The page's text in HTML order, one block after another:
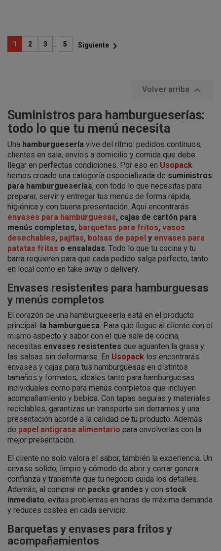
1 2 3 … 5 Siguiente 
Volver arriba 
Suministros para hamburgueserías:
todo lo que tu menú necesita
Una hamburguesería vive del ritmo: pedidos continuos,
clientes en sala, envíos a domicilio y comida que debe
llegar en perfectas condiciones. Por eso en Usopack
hemos creado una categoría especializada de suministros
para hamburgueserías, con todo lo que necesitas para
preparar, servir y entregar tus menús de forma rápida,
higiénica y con buena presentación. Aquí encontrarás
envases para hamburguesas, cajas de cartón para
menús completos, barquetas para fritos, vasos
desechables, pajitas, bolsas de papel y envases para
patatas fritas o ensaladas. Todo lo que tu cocina y tu
barra requieren para que cada pedido salga perfecto, tanto
en local como en take away o delivery.
Envases resistentes para hamburguesas
y menús completos
El corazón de una hamburguesería está en el producto
principal: la hamburguesa. Para que llegue al cliente con el
mismo aspecto y sabor con el que sale de cocina,
necesitas envases resistentes que aguanten la grasa y
las salsas sin deformarse. En Usopack los encontrarás
envases y cajas para tus hamburguesas en distintos
tamaños y formatos, ideales tanto para hamburguesas
individuales como para menús completos que incluyen
acompañamiento y bebida. Con tapas seguras y materiales
reciclables, garantizas un transporte sin derrames y una
presentación acorde a la calidad de tu producto. Además
de papel antigrasa alimentario para envolverlas con la
mejor presentación.
El cliente no solo valora el sabor, también la experiencia. Un
envase sólido, limpio y cómodo de abrir y cerrar genera
confianza y transmite que tu negocio cuida los detalles.
Además, al comprar en packs grandes y con stock
inmediato, evitas problemas en horas de máxima demanda
y reduces costes en cada servicio.
Barquetas y envases para fritos y
acompañamientos